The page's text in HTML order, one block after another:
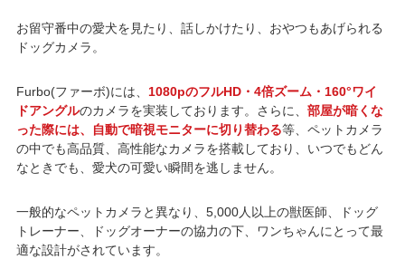
お留守番中の愛犬を見たり、話しかけたり、おやつもあげられる
ドッグカメラ。
Furbo(ファーボ)には、 1080pのフルHD・4倍ズーム・160°ワイ
ドアングルのカメラを実装しております。さらに、 部屋が暗くな
った際には、自動で暗視モニターに切り替わる等、ペットカメラ
の中でも高品質、高性能なカメラを搭載しており、いつでもどん
なときでも、愛犬の可愛い瞬間を逃しません。
一般的なペットカメラと異なり、5,000人以上の獣医師、ドッグ
トレーナー、ドッグオーナーの協力の下、ワンちゃんにとって最
適な設計がされています。